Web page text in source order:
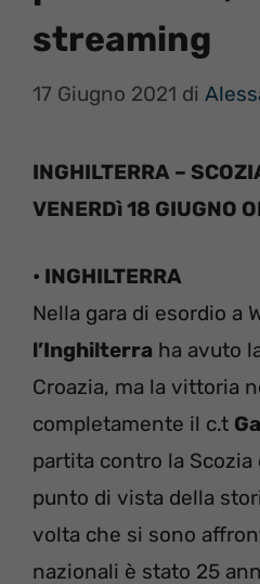
streaming
17 Giugno 2021 di
INGHILTERRA –
VENERDì 18 GIUGNO
• INGHILTERRA
Nella gara di esordio a
l’Inghilterra ha avuto
Croazia, ma la vittoria
completamente il c.t
partita contro la Scozia
punto di vista della
volta che si sono
nazionali è stato 25